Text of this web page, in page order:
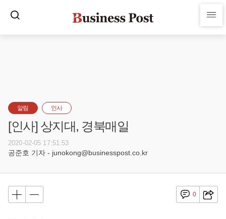
알림 인사
[인사] 상지대, 경북매일
2020-02-05 17:51:53
공준호 기자 - junokong@businesspost.co.kr
0